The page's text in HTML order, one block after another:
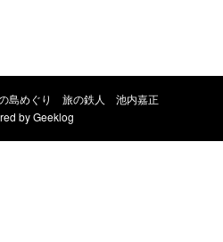
島めぐり 旅の鉄人 池内嘉正
byGeeklog